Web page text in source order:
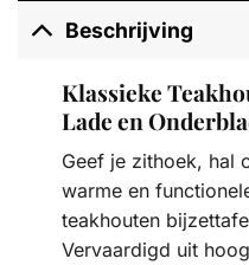
Beschrijving
Klassieke
Lade en
Geef je zithoek, hal
warme en
teakhouten
Vervaardigd uit